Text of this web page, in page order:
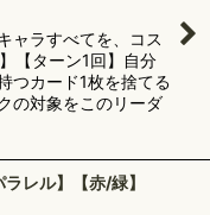
ャラすべてを、コス
【ターン1回】自分
つカード1枚を捨てる
の対象をこのリーダ
レル】【赤/緑】